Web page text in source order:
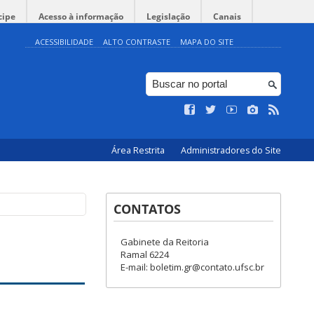
Acesso à informação Legislação Canais
ACESSIBILIDADE ALTO CONTRASTE MAPA DO SITE
Área Restrita Administradores do Site
CONTATOS
Gabinete da Reitoria
Ramal 6224
E-mail: boletim.gr@contato.ufsc.br